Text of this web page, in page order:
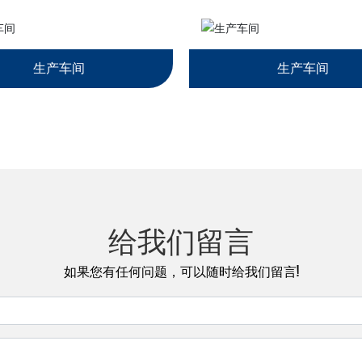
生产车间 生产车间
给我们留言
如果您有任何问题，可以随时给我们留言!